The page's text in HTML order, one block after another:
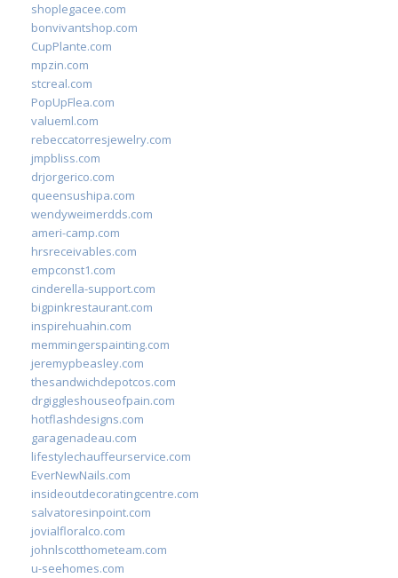
shoplegacee.com
bonvivantshop.com
CupPlante.com
mpzin.com
stcreal.com
PopUpFlea.com
valueml.com
rebeccatorresjewelry.com
jmpbliss.com
drjorgerico.com
queensushipa.com
wendyweimerdds.com
ameri-camp.com
hrsreceivables.com
empconst1.com
cinderella-support.com
bigpinkrestaurant.com
inspirehuahin.com
memmingerspainting.com
jeremypbeasley.com
thesandwichdepotcos.com
drgiggleshouseofpain.com
hotflashdesigns.com
garagenadeau.com
lifestylechauffeurservice.com
EverNewNails.com
insideoutdecoratingcentre.com
salvatoresinpoint.com
jovialfloralco.com
johnlscotthometeam.com
u-seehomes.com